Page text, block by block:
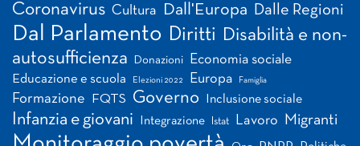
Coronavirus Cultura Dall'Europa Dalle Regioni
Dal Parlamento Diritti Disabilità e non-
autosufficienza
Donazioni Economia sociale
Educazione e scuola Elezioni 2022 Europa Famiglia
Formazione FQTS Governo Inclusione sociale
Infanzia e giovani Integrazione Istat Lavoro Migranti